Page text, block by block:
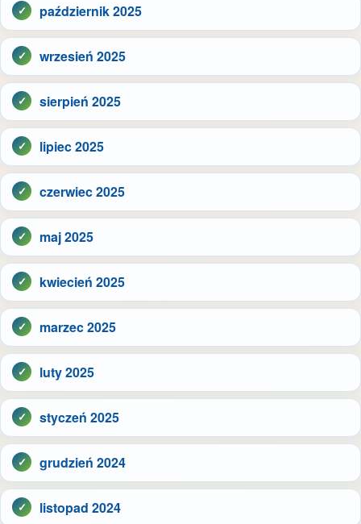
październik 2025
wrzesień 2025
sierpień 2025
lipiec 2025
czerwiec 2025
maj 2025
kwiecień 2025
marzec 2025
luty 2025
styczeń 2025
grudzień 2024
listopad 2024